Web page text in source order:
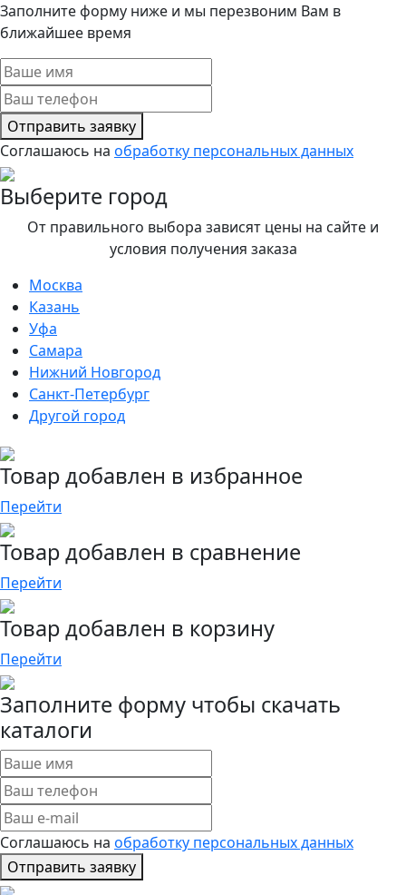
Заполните форму ниже и мы перезвоним Вам в
ближайшее время
Отправить заявку
Соглашаюсь на обработку персональных данных
Выберите город
От правильного выбора зависят цены на сайте и
условия получения заказа
Москва
Казань
Уфа
Самара
Нижний Новгород
Санкт-Петербург
Другой город
Товар добавлен в избранное
Перейти
Товар добавлен в сравнение
Перейти
Товар добавлен в корзину
Перейти
Заполните форму чтобы скачать
каталоги
Соглашаюсь на обработку персональных данных
Отправить заявку